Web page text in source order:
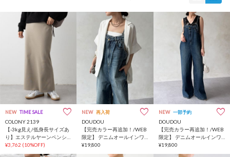
NEW TIME SALE
COLONY 2139
【-3kg見え/低身長サイズあ
り】エステルヤーンペンシ
ルスカート
¥3,762 (10%OFF)
NEW 再入荷
DOUDOU
【完売カラー再追加！/WEB
限定】 デニムオールインワ
ン
¥19,800
NEW 一部予約
DOUDOU
【完売カラー再追加！/WEB
限定】 デニムオールインワ
ン
¥19,800